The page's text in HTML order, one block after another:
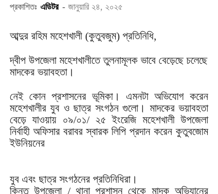
প্রকাশিতঃ এডিটর - জানুয়ারি ২৪, ২০২৫
আব্দুর রহিম মহেশখালী (কুতুবজুম) প্রতিনিধি,
দ্বীপ উপজেলা মহেশখালীতে তুলনামূলক ভাবে বেড়েছে চলেছে
মাদকের ভয়াবহতা।
নেই কোন প্রশাসনের ভূমিকা। এমনটা অভিযোগ করেন
মহেশখালীর যুব ও ছাত্র সংগঠন গুলো। মাদকের ভয়াবহতা
বেড়ে যাওয়ায় ০৯/০১/ ২৫ ইংরেজি মহেশখালী উপজেলা
নির্বাহী অফিসার বরাবর স্বারক লিপি প্রদান করেন কুতুবজোম
ইউনিয়নের
যুব এবং ছাত্র সংগঠনের প্রতিনিধিরা।
কিন্তুু উপজেলা / থানা প্রশাসন থেকে মাদক অভিযানের